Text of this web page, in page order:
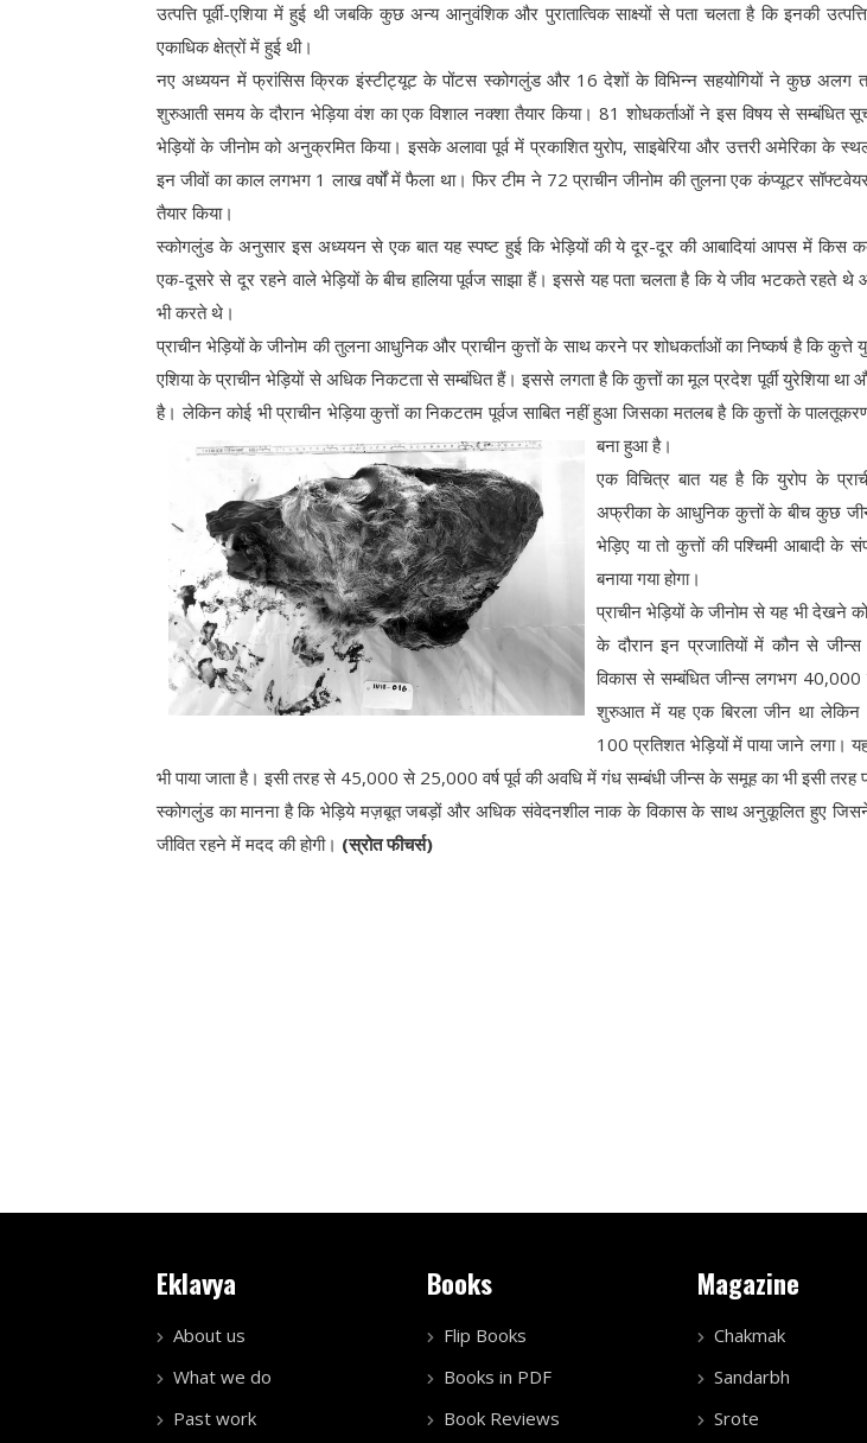
उत्पत्ति पूर्वी-एशिया में हुई थी जबकि कुछ अन्य आनुवंशिक और पुरातात्विक साक्ष्यों से पता चलता है कि इनकी उत्पत्ति
एकाधिक क्षेत्रों में हुई थी।
नए अध्ययन में फ्रांसिस क्रिक इंस्टीट्यूट के पोंटस स्कोगलुंड और 16 देशों के विभिन्न सहयोगियों ने कुछ अलग
शुरुआती समय के दौरान भेड़िया वंश का एक विशाल नक्शा तैयार किया। 81 शोधकर्ताओं ने इस विषय से सम्बंधित
भेड़ियों के जीनोम को अनुक्रमित किया। इसके अलावा पूर्व में प्रकाशित युरोप, साइबेरिया और उत्तरी अमेरिका के
इन जीवों का काल लगभग 1 लाख वर्षों में फैला था। फिर टीम ने 72 प्राचीन जीनोम की तुलना एक कंप्यूटर
तैयार किया।
स्कोगलुंड के अनुसार इस अध्ययन से एक बात यह स्पष्ट हुई कि भेड़ियों की ये दूर-दूर की आबादियां आपस में किस
एक-दूसरे से दूर रहने वाले भेड़ियों के बीच हालिया पूर्वज साझा हैं। इससे यह पता चलता है कि ये जीव भटकते रहते थे
भी करते थे।
प्राचीन भेड़ियों के जीनोम की तुलना आधुनिक और प्राचीन कुत्तों के साथ करने पर शोधकर्ताओं का निष्कर्ष है कि कुत्ते
एशिया के प्राचीन भेड़ियों से अधिक निकटता से सम्बंधित हैं। इससे लगता है कि कुत्तों का मूल प्रदेश पूर्वी युरेशिया था और
है। लेकिन कोई भी प्राचीन भेड़िया कुत्तों का निकटतम पूर्वज साबित नहीं हुआ जिसका मतलब है कि कुत्तों के
बना हुआ है।
एक विचित्र बात यह है कि युरोप के
अफ्रीका के आधुनिक कुत्तों के बीच कुछ
भेड़िए या तो कुत्तों की पश्चिमी आबादी के
बनाया गया होगा।
प्राचीन भेड़ियों के जीनोम से यह भी देखने
के दौरान इन प्रजातियों में कौन से
विकास से सम्बंधित जीन्स लगभग 40,000
शुरुआत में यह एक बिरला जीन था लेकिन
100 प्रतिशत भेड़ियों में पाया जाने
भी पाया जाता है। इसी तरह से 45,000 से 25,000 वर्ष पूर्व की अवधि में गंध सम्बंधी जीन्स के समूह का भी इसी तरह
स्कोगलुंड का मानना है कि भेड़िये मज़बूत जबड़ों और अधिक संवेदनशील नाक के विकास के साथ अनुकूलित हुए जिसने
जीवित रहने में मदद की होगी। (स्रोत फीचर्स)
Eklavya
About us
What we do
Past work
Books
Flip Books
Books in PDF
Book Reviews
Magazine
Chakmak
Sandarbh
Srote